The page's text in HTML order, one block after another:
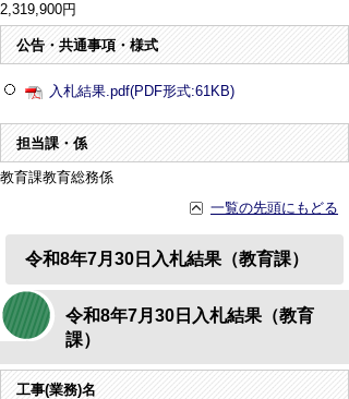
2,319,900円
公告・共通事項・様式
入札結果.pdf(PDF形式:61KB)
担当課・係
教育課教育総務係
一覧の先頭にもどる
令和8年7月30日入札結果（教育課）
令和8年7月30日入札結果（教育
課）
工事(業務)名